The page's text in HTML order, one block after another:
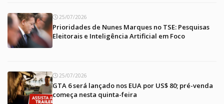
25/07/2026
Prioridades de Nunes Marques no TSE: Pesquisas
Eleitorais e Inteligência Artificial em Foco
25/07/2026
GTA 6 será lançado nos EUA por US$ 80; pré-venda
começa nesta quinta-feira